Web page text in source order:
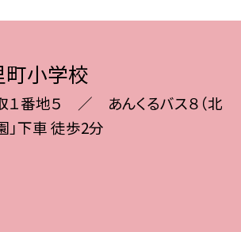
小学校
１番地５ ／ あんくるバス８（北
」下車 徒歩2分